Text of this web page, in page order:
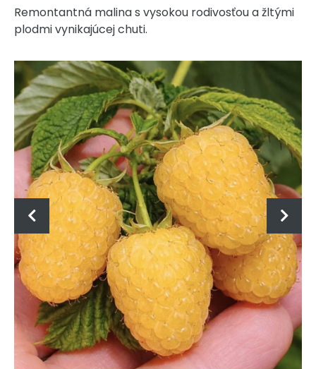
Remontantná malina s vysokou rodivosťou a žltými
plodmi vynikajúcej chuti.